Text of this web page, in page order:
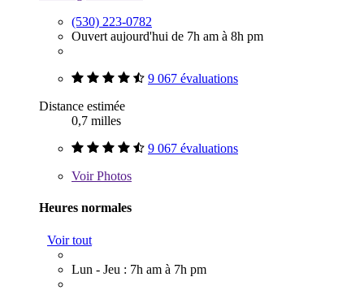
(530) 223-0782
Ouvert aujourd'hui de 7h am à 8h pm
9 067 évaluations
Distance estimée
0,7 milles
9 067 évaluations
VoirPhotos
Heures normales
Voir tout
Lun - Jeu : 7h am à 7h pm